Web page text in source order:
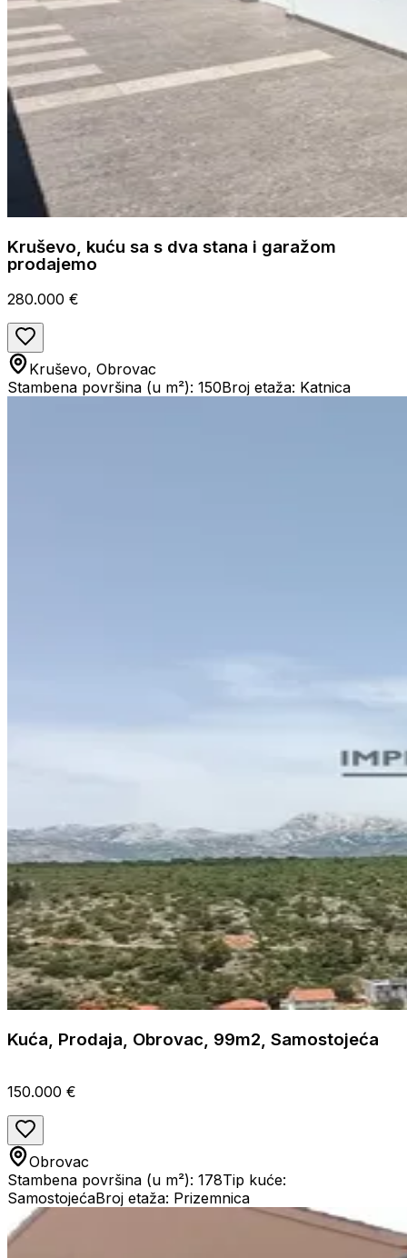
Kruševo, kuću sa s dva stana i garažom
prodajemo
280.000 €
Kruševo, Obrovac
Stambena površina (u m²): 150Broj etaža: Katnica
Kuća, Prodaja, Obrovac, 99m2, Samostojeća
150.000 €
Obrovac
Stambena površina (u m²): 178Tip kuće:
SamostojećaBroj etaža: Prizemnica